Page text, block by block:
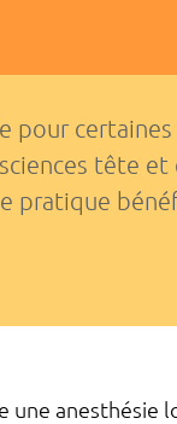
pour
tête et
pratique
une anesthésie